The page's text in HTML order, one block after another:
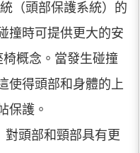
（頭部保護系統）的
撞時可提供更大的安
概念。當發生碰撞
使得頭部和身體的上
保護。
對頭部和頸部具有更